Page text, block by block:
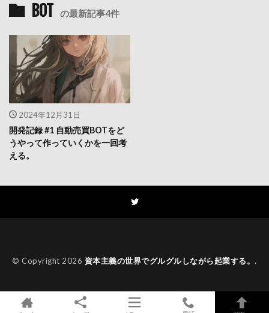
BOT の最新記事4件
2024年12月31日
開発記録 #1 自動売買BOTをど
うやって作っていくかを一回考
える。
© Copyright 2026 資本主義の世界でグルグルしながら起業する。.